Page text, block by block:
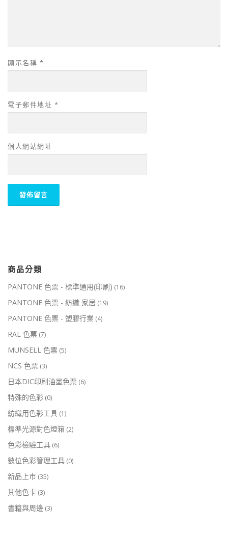
顯示名稱 *
電子郵件地址 *
個人網站網址
商品分類
PANTONE 色票 - 標準通用(印刷) (16)
PANTONE 色票 - 紡織 家居 (19)
PANTONE 色票 - 塑膠行業 (4)
RAL 色票 (7)
MUNSELL 色票 (5)
NCS 色票 (3)
日本DIC印刷油墨色票 (6)
特殊的色彩 (0)
紡織用色彩工具 (1)
標準光源對色燈箱 (2)
色彩檢驗工具 (6)
數位色彩管理工具 (0)
新品上市 (35)
其他色卡 (3)
書籍與周邊 (3)